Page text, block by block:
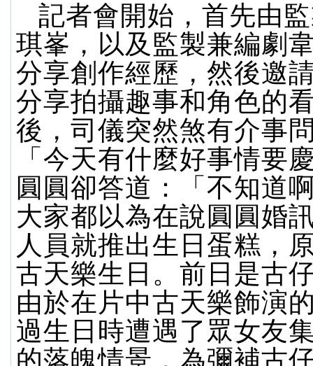
記者會開始，首先由
琪峯，以及監製兼編劇
分享創作經歷，然後邀
分享拍攝趣事和角色的
後，司儀突然煞有介事
「今天有什麼好事情要
圓圓卻答道：「不知道
大家都以為在說圓圓婚
人員就推出生日蛋糕，
古天樂生日。前日是古
由於在片中古天樂飾演
過生日時遭遇了眾女友
的落魄情景，為彌補古